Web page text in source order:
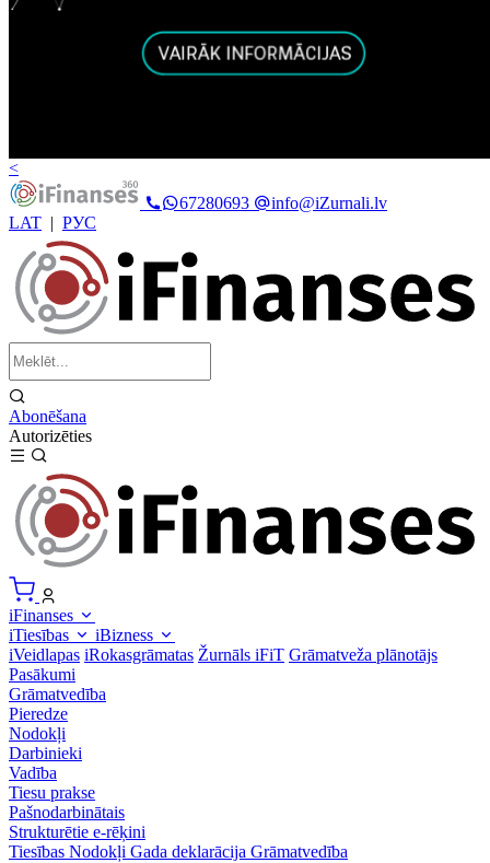
<
67280693
info@iZurnali.lv
LAT | РУС
Abonēšana
Autorizēties
iFinanses
iTiesības
iBizness
iVeidlapas iRokasgrāmatas Žurnāls iFiT Grāmatveža plānotājs
Pasākumi
Grāmatvedība
Pieredze
Nodokļi
Darbinieki
Vadība
Tiesu prakse
Pašnodarbinātais
Strukturētie e-rēķini
Tiesības Nodokļi Gada deklarācija Grāmatvedība